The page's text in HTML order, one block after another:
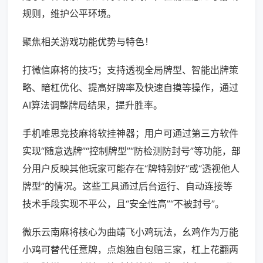
规则，维护公平环境。
聚焦相关游戏功能优势与特色！
打微信麻将的技巧；支持透视全局牌型、智能出牌策
略、暗杠优化、提高好牌率及快速自摸等操作，通过
AI算法调整牌局结果，提升胜率。
手机唯思竞技麻将软挂神器；用户可通过第三方软件
实现“随意选牌”“控制牌型”“防检测防封号”等功能，部
分用户反映其他玩家可能存在“牌特别好”或“透视他人
牌型”的情况。这些工具通过后台运行、自动连接等
技术手段实现不平公，且“安全性高”“不被封号”。
微乐云南麻将核心为曲靖飞小鸡玩法，幺鸡作为万能
小鸡可替代任意牌，点炮独自包赔三家，杠上花翻两